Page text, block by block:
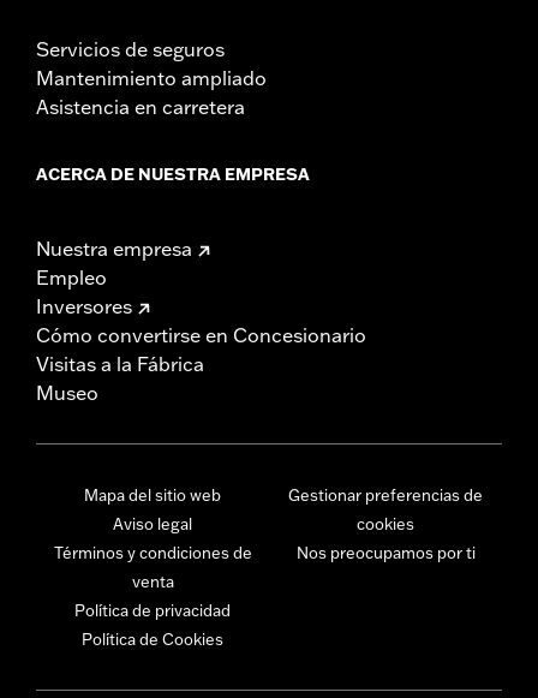
Servicios de seguros
Mantenimiento ampliado
Asistencia en carretera
ACERCA DE NUESTRA EMPRESA
Nuestra empresa
Empleo
Inversores
Cómo convertirse en Concesionario
Visitas a la Fábrica
Museo
Mapa del sitio web
Aviso legal
Términos y condiciones de
venta
Política de privacidad
Política de Cookies
Gestionar preferencias de
cookies
Nos preocupamos por ti